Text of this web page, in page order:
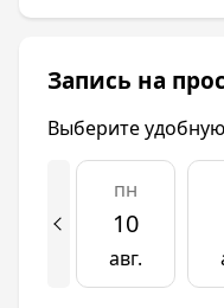
расположены
и дошкольные
на дорогу 10
развлекательные
другие объекты
без которых
территории ЖК
Запись на
Выберите
пн
10
авг.